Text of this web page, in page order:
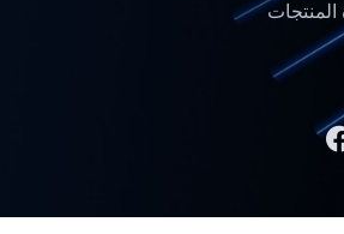
المنتجات